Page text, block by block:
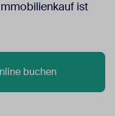
ist
buchen